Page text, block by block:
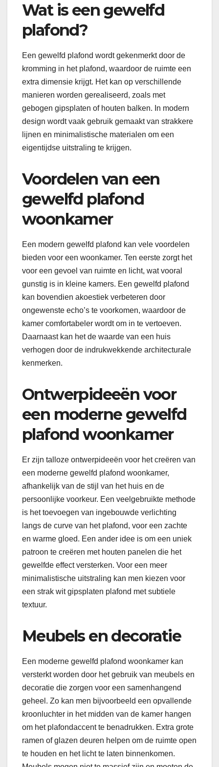
Wat is een gewelfd
plafond?
Een gewelfd plafond wordt gekenmerkt door de
kromming in het plafond, waardoor de ruimte een
extra dimensie krijgt. Het kan op verschillende
manieren worden gerealiseerd, zoals met
gebogen gipsplaten of houten balken. In modern
design wordt vaak gebruik gemaakt van strakkere
lijnen en minimalistische materialen om een
eigentijdse uitstraling te krijgen.
Voordelen van een
gewelfd plafond
woonkamer
Een modern gewelfd plafond kan vele voordelen
bieden voor een woonkamer. Ten eerste zorgt het
voor een gevoel van ruimte en licht, wat vooral
gunstig is in kleine kamers. Een gewelfd plafond
kan bovendien akoestiek verbeteren door
ongewenste echo’s te voorkomen, waardoor de
kamer comfortabeler wordt om in te vertoeven.
Daarnaast kan het de waarde van een huis
verhogen door de indrukwekkende architecturale
kenmerken.
Ontwerpideeën voor
een moderne gewelfd
plafond woonkamer
Er zijn talloze ontwerpideeën voor het creëren van
een moderne gewelfd plafond woonkamer,
afhankelijk van de stijl van het huis en de
persoonlijke voorkeur. Een veelgebruikte methode
is het toevoegen van ingebouwde verlichting
langs de curve van het plafond, voor een zachte
en warme gloed. Een ander idee is om een uniek
patroon te creëren met houten panelen die het
gewelfde effect versterken. Voor een meer
minimalistische uitstraling kan men kiezen voor
een strak wit gipsplaten plafond met subtiele
textuur.
Meubels en decoratie
Een moderne gewelfd plafond woonkamer kan
versterkt worden door het gebruik van meubels en
decoratie die zorgen voor een samenhangend
geheel. Zo kan men bijvoorbeeld een opvallende
kroonluchter in het midden van de kamer hangen
om het plafondaccent te benadrukken. Extra grote
ramen of glazen deuren helpen om de ruimte open
te houden en het licht te laten binnenkomen.